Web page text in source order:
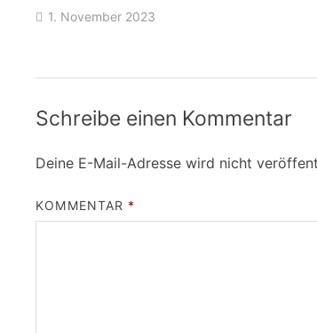
1. November 2023
Schreibe einen Kommentar
Deine E-Mail-Adresse wird nicht
KOMMENTAR *